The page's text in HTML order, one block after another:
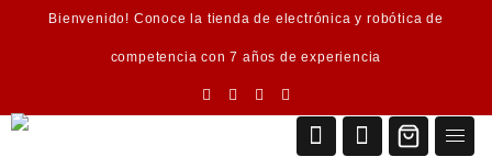
Bienvenido! Conoce la tienda de electrónica y robótica de
competencia con 7 años de experiencia